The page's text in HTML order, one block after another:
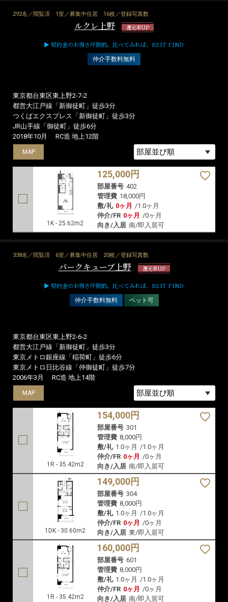
292名／閲覧済 1室／募集中住居 16枚／登録写真数
ルクレ上野 還元率UP
▶ 契約金のお得さ圧倒的。比べてみれば、REIT FIND
仲介手数料無料
東京都台東区東上野2-7-2
都営大江戸線「新御徒町」徒歩3分
つくばエクスプレス「新御徒町」徒歩3分
JR山手線「御徒町」徒歩6分
RC造 地上12階
1K - 25.62m2
125,000円
部屋番号 402
敷/礼 0ヶ月 / 1.0ヶ月
仲介/FR
0ヶ月 /0ヶ月
338名／閲覧済 6室／募集中住居
パークキューブ上野
▶ 契約金のお得さ圧倒的。比べてみれば、REIT FIND
ペット可
東京都台東区東上野2-6-2
都営大江戸線「新御徒町」徒歩3分
東京メトロ銀座線「稲荷町」徒歩6分
東京メトロ日比谷線「仲御徒町」徒歩7分
RC造 地上14階
154,000円
部屋番号
301